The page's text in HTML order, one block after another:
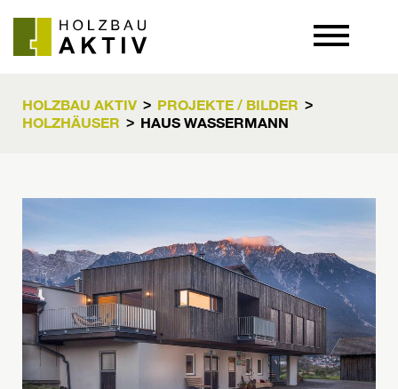
HOLZBAU AKTIV > PROJEKTE / BILDER >
HOLZHÄUSER > HAUS WASSERMANN